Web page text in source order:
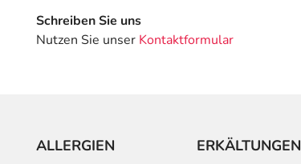
Schreiben Sie uns
Nutzen Sie unser Kontaktformular
ALLERGIEN ERKÄLTUNGEN